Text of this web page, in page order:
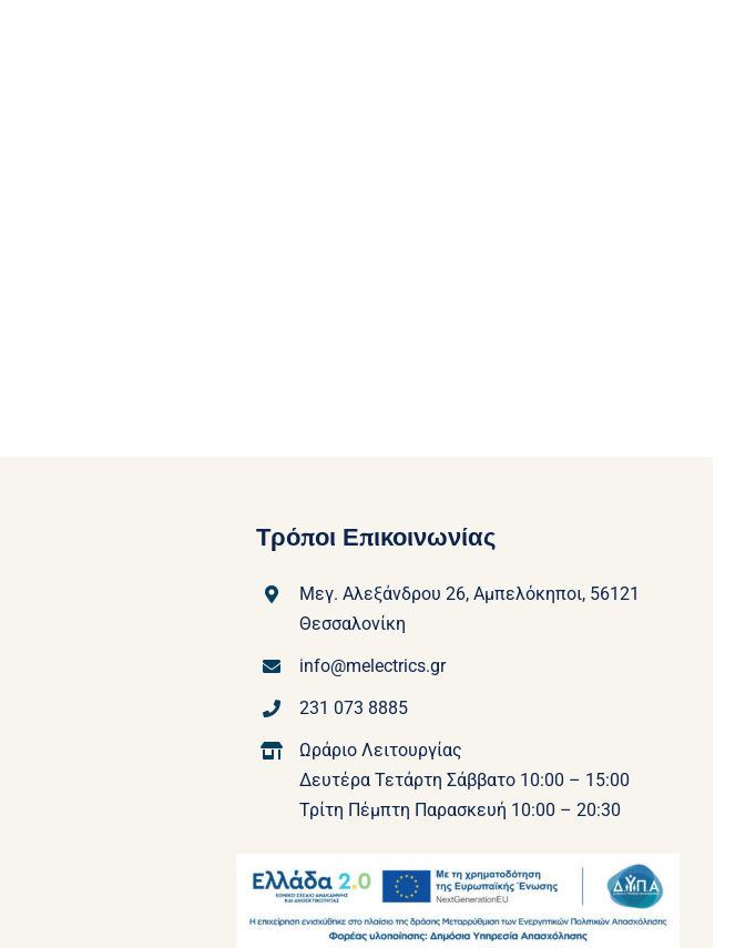
Τρόποι Επικοινωνίας
Μεγ. Αλεξάνδρου 26, Αμπελόκηποι, 56121
Θεσσαλονίκη
info@melectrics.gr
231 073 8885
Ωράριο Λειτουργίας
Δευτέρα Τετάρτη Σάββατο 10:00 – 15:00
Τρίτη Πέμπτη Παρασκευή 10:00 – 20:30